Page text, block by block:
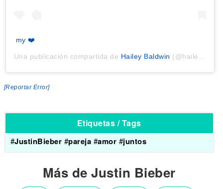
my ❤️
Una publicación compartida de Hailey Baldwin (@haileybaldwin) el
[Reportar Error]
Etiquetas / Tags
#JustinBieber #pareja #amor #juntos
Más de Justin Bieber